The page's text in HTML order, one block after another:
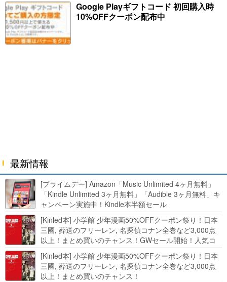
Google Playギフトコード 初回購入時
10%OFFクーポン配布中
最新情報
[プライムデー] Amazon「Music Unlimited 4ヶ月無料」
「Kindle Unlimited 3ヶ月無料」「Audible 3ヶ月無料」キ
ャンペーン実施中！Kindle本半額セール
HUNTER×HUNTERなど集英社、無職転生,幼女戦記など
KADOKAWA、キャプテン翼100円セールも！
[Kinled本] 小学館 少年漫画50%OFFクーポン祭り！日本
三國, 葬送のフリーレン, 名探偵コナン全巻など3,000点
以上！まとめ買いのチャンス！GWセール開始！人気コ
ミック多数 カドカワ祭やIT関連本がセールに！
[Kinled本] 小学館 少年漫画50%OFFクーポン祭り！日本
三國, 葬送のフリーレン, 名探偵コナン全巻など3,000点
以上！まとめ買いのチャンス！